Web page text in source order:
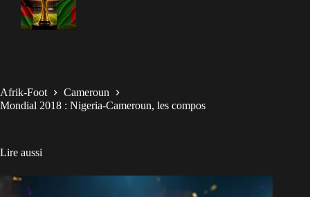
Afrik-Foot
Cameroun
Mondial 2018 : Nigeria-Cameroun, les compos
Lire aussi